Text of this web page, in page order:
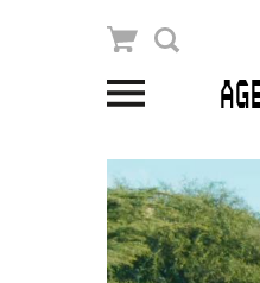
PLAN JE